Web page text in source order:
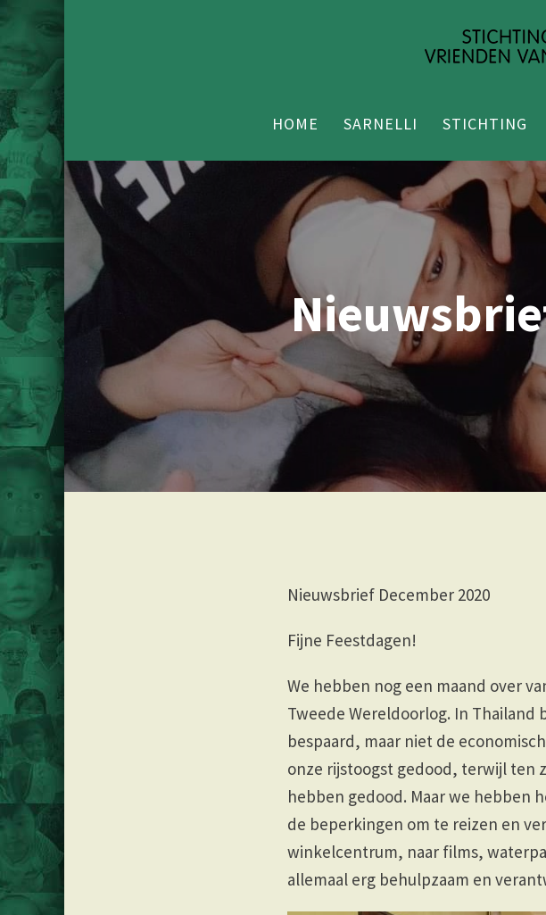
HOME SARNELLI STICHTING
Nieuwsbrief December 2020
Fijne Feestdagen!
We hebben nog een maand over
Tweede Wereldoorlog. In Thailand
bespaard, maar niet de
onze rijstoogst gedood, terwijl ten
hebben gedood. Maar we hebben
de beperkingen om te reizen en
winkelcentrum, naar films,
allemaal erg behulpzaam en